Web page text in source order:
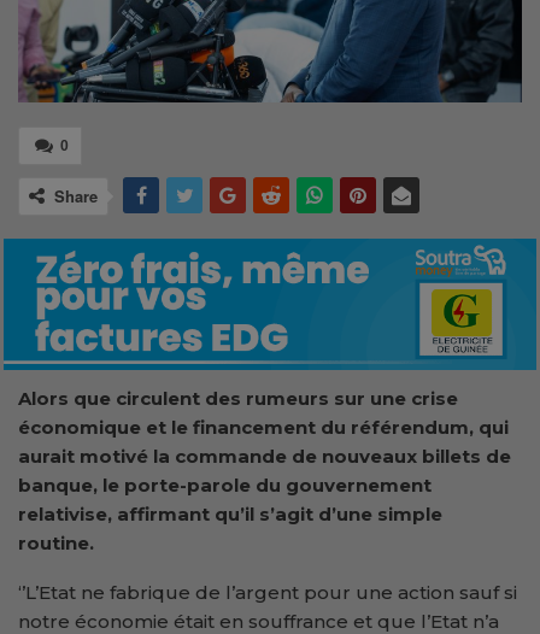
0
Share
Alors que circulent des rumeurs sur une crise
économique et le financement du référendum, qui
aurait motivé la commande de nouveaux billets de
banque, le porte-parole du gouvernement
relativise, affirmant qu’il s’agit d’une simple
routine.
‘’L’Etat ne fabrique de l’argent pour une action sauf si
notre économie était en souffrance et que l’Etat n’a